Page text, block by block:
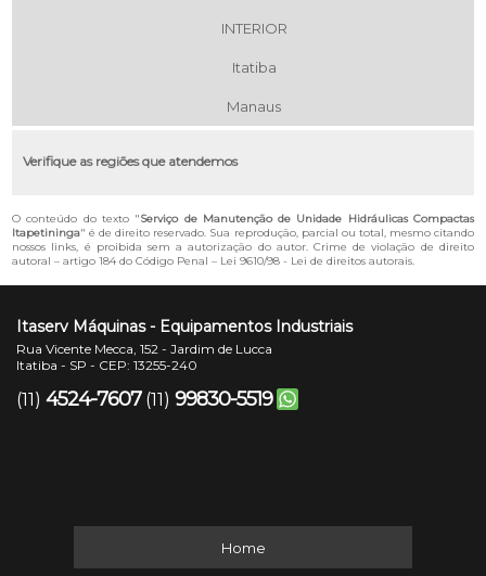
INTERIOR
Itatiba
Manaus
Verifique as regiões que atendemos
O conteúdo do texto "Serviço de Manutenção de Unidade Hidráulicas Compactas
Itapetininga" é de direito reservado. Sua reprodução, parcial ou total, mesmo citando
nossos links, é proibida sem a autorização do autor. Crime de violação de direito
autoral – artigo 184 do Código Penal – Lei 9610/98 - Lei de direitos autorais.
Itaserv Máquinas - Equipamentos Industriais
Rua Vicente Mecca, 152 - Jardim de Lucca
Itatiba - SP - CEP: 13255-240
(11) 4524-7607 (11) 99830-5519
Home